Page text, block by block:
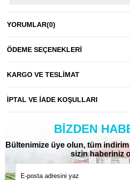
YORUMLAR(0)
ÖDEME SEÇENEKLERI
KARGO VE TESLIMAT
İPTAL VE İADE KOŞULLARI
BIZDEN
Bültenimize üye olun, tüm
sizin haberiniz